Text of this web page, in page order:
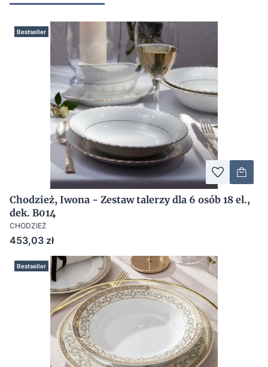
Bestseller
Chodzież, Iwona - Zestaw talerzy dla 6 osób 18 el.,
dek. B014
CHODZIEŻ
Cena
453,03 zł
Bestseller